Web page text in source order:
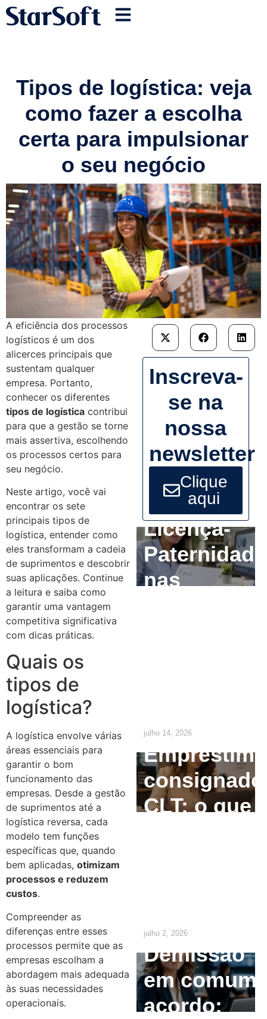
Tipos de logística: veja
como fazer a escolha
certa para impulsionar
o seu negócio
A eficiência dos processos
logísticos é um dos
alicerces principais que
sustentam qualquer
empresa. Portanto,
conhecer os diferentes
tipos de logística contribui
para que a gestão se torne
mais assertiva, escolhendo
os processos certos para
seu negócio.
Neste artigo, você vai
encontrar os sete
principais tipos de
logística, entender como
eles transformam a cadeia
de suprimentos e descobrir
suas aplicações. Continue
a leitura e saiba como
garantir uma vantagem
competitiva significativa
com dicas práticas.
Quais os
tipos de
logística?
A logística envolve várias
áreas essenciais para
garantir o bom
funcionamento das
empresas. Desde a gestão
de suprimentos até a
logística reversa, cada
modelo tem funções
específicas que, quando
bem aplicadas, otimizam
processos e reduzem
custos.
Compreender as
diferenças entre esses
processos permite que as
empresas escolham a
abordagem mais adequada
às suas necessidades
operacionais.
Inscreva-
se na
nossa
newsletter
Clique
aqui
Licença-
Paternidade
nas
julho 14, 2026
Empréstimo
consignado
CLT: o que
julho 2, 2026
Demissão
em comum
acordo: